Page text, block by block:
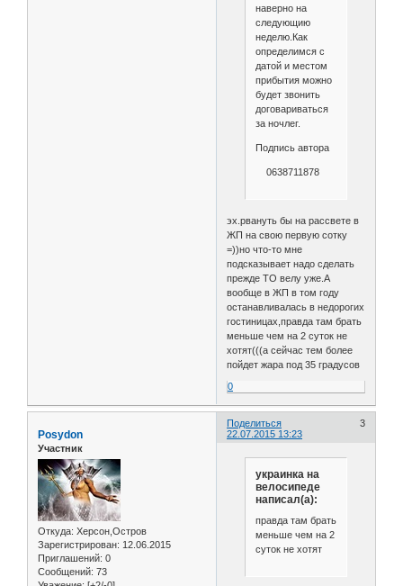
наверно на
следующию
неделю.Как
определимся с
датой и местом
прибытия можно
будет звонить
договариваться
за ночлег.
Подпись автора
0638711878
эх.рвануть бы на рассвете в
ЖП на свою первую сотку
=))но что-то мне
подсказывает надо сделать
прежде ТО велу уже.А
вообще в ЖП в том году
останавливалась в недорогих
гостиницах,правда там брать
меньше чем на 2 суток не
хотят(((а сейчас тем более
пойдет жара под 35 градусов
0
Поделиться
3
22.07.2015 13:23
Posydon
Участник
Откуда: Херсон,Остров
Зарегистрирован: 12.06.2015
Приглашений: 0
Сообщений: 73
украинка на
велосипеде
написал(а):
правда там брать
меньше чем на 2
суток не хотят